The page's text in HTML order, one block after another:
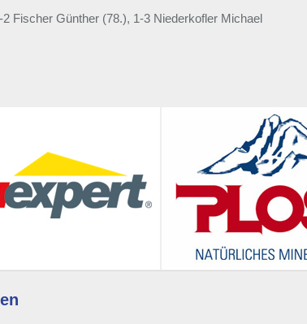
Fischer Günther (78.), 1-3 Niederkofler Michael